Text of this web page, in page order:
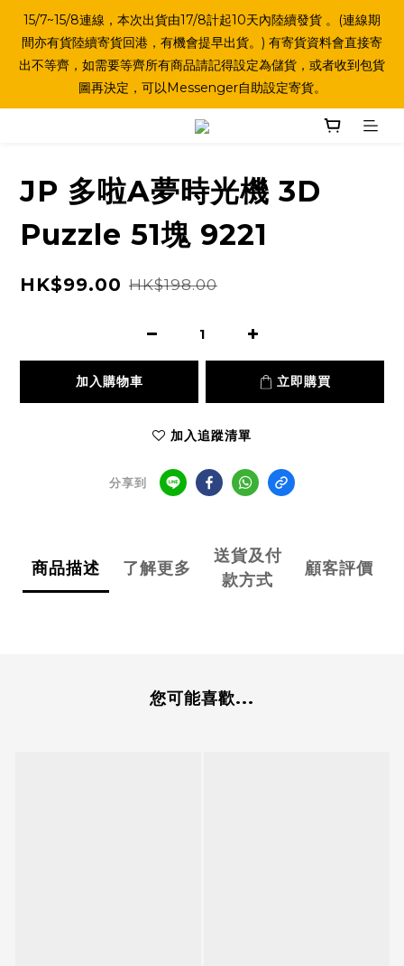
15/7~15/8連線，本次出貨由17/8計起10天內陸續發貨 。(連線期
間亦有貨陸續寄貨回港，有機會提早出貨。) 有寄貨資料會直接寄
出不等齊，如需要等齊所有商品請記得設定為儲貨，或者收到包貨
圖再決定，可以Messenger自助設定寄貨。
JP 多啦A夢時光機 3D
Puzzle 51塊 9221
HK$99.00 HK$198.00
加入購物車 立即購買
加入追蹤清單
分享到
商品描述 了解更多
送貨及付
款方式
顧客評價
您可能喜歡...